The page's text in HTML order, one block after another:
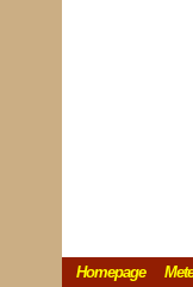
Homepage